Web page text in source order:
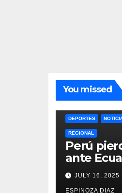
You missed
DEPORTES
REGIONAL
Perú
ante
la Copa
Femenina
JULY 16, 2025
ESPINOZA DIAZ